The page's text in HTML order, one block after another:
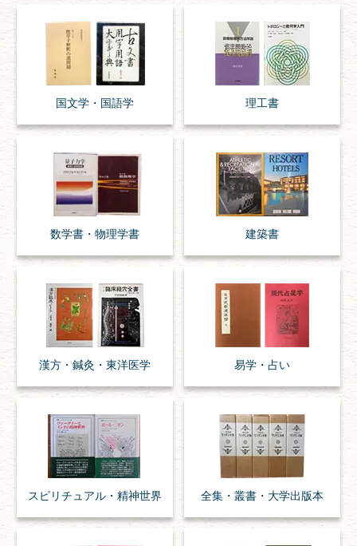
国文学・ 国語学 理工書
数学書・ 物理学書 建築書
漢方・ 鍼灸・ 東洋医学 易学・ 占い
スピリチュアル・ 精神世界 全集・ 叢書・ 大学出版本